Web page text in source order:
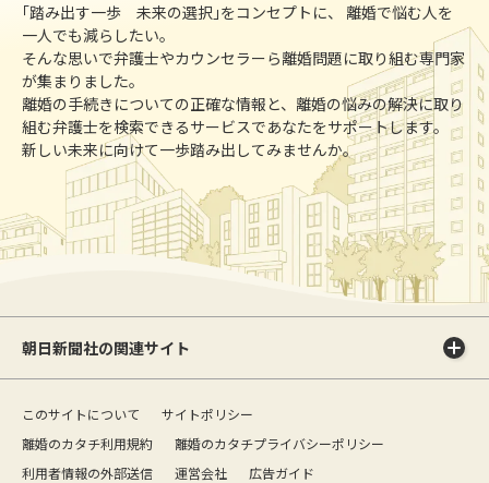
｢踏み出す一歩 未来の選択｣をコンセプトに、 離婚で悩む人を
一人でも減らしたい。
そんな思いで弁護士やカウンセラーら離婚問題に取り組む専門家
が集まりました。
離婚の手続きについての正確な情報と、離婚の悩みの解決に取り
組む弁護士を検索できるサービスであなたをサポートします。
新しい未来に向けて一歩踏み出してみませんか。
朝日新聞社の関連サイト
このサイトについて
サイトポリシー
離婚のカタチ利用規約
離婚のカタチプライバシーポリシー
利用者情報の外部送信
運営会社 広告ガイド